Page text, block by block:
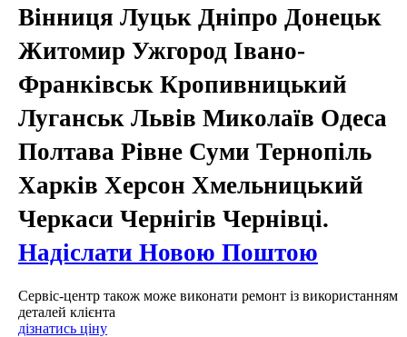
Вінниця Луцьк Дніпро Донецьк
Житомир Ужгород Івано-
Франківськ Кропивницький
Луганськ Львів Миколаїв Одеса
Полтава Рівне Суми Тернопіль
Харків Херсон Хмельницький
Черкаси Чернігів Чернівці.
Надіслати Новою Поштою
Сервіс-центр також може виконати ремонт із використанням
деталей клієнта
дізнатись ціну